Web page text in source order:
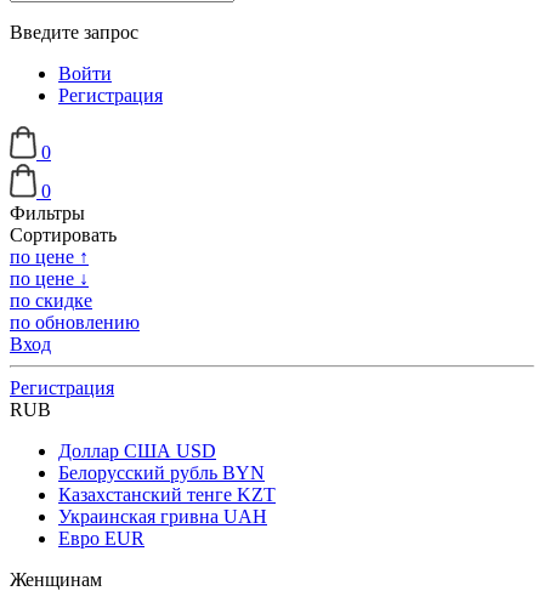
Введите запрос
Войти
Регистрация
0
0
Фильтры
Сортировать
по цене ↑
по цене ↓
по скидке
по обновлению
Вход
Регистрация
RUB
Доллар США USD
Белорусский рубль BYN
Казахстанский тенге KZT
Украинская гривна UAH
Евро EUR
Женщинам